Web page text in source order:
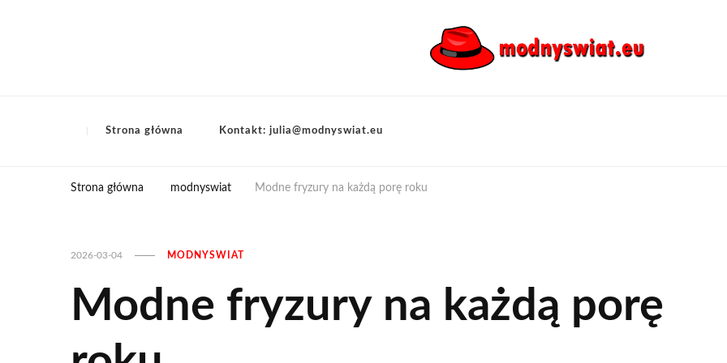
Strona główna Kontakt: julia@modnyswiat.eu
Strona główna modnyswiat Modne fryzury na każdą porę roku
2026-03-04 MODNYSWIAT
Modne fryzury na każdą porę